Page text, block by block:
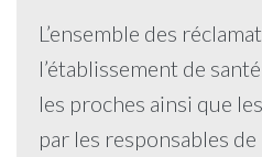
L’ensemble des
l’établissement de
les proches ainsi que
par les responsables